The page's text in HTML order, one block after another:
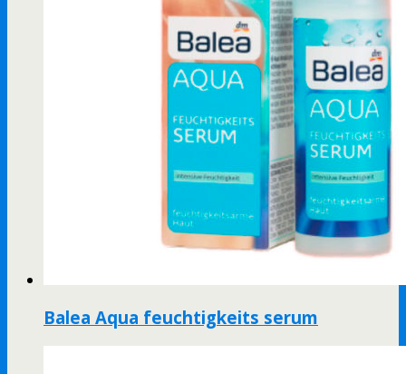
Balea Aqua feuchtigkeits serum